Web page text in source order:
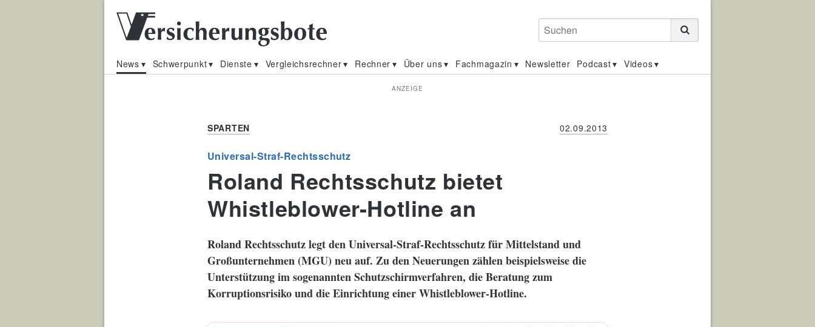
Suchen
News Schwerpunkt Dienste Vergleichsrechner Rechner Über uns Fachmagazin Newsletter Podcast Videos
ANZEIGE
SPARTEN 02.09.2013
Universal-Straf-Rechtsschutz
Roland Rechtsschutz bietet
Whistleblower-Hotline an
Roland Rechtsschutz legt den Universal-Straf-Rechtsschutz für Mittelstand und
Großunternehmen (MGU) neu auf. Zu den Neuerungen zählen beispielsweise die
Unterstützung im sogenannten Schutzschirmverfahren, die Beratung zum
Korruptionsrisiko und die Einrichtung einer Whistleblower-Hotline.